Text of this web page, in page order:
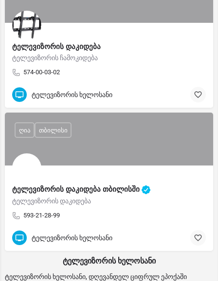
ტელევიზორის დაკიდება
ტელევიზორის ჩამოკიდება
574-00-03-02
ტელევიზორის ხელოსანი
ტელევიზორის დაკიდება თბილისში
ტელევიზორის დაკიდება
593-21-28-99
ღია თბილისი
ტელევიზორის ხელოსანი
ტელევიზორის ხელოსანი
ტელევიზორის ხელოსანი, დღევანდელ ციფრულ ეპოქაში